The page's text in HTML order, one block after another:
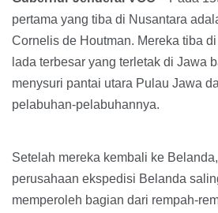
pertama yang tiba di Nusantara
Cornelis de Houtman. Mereka tiba
lada terbesar yang terletak di Jawa
menysuri pantai utara Pulau Jawa
pelabuhan-pelabuhannya.
Setelah mereka kembali ke
perusahaan ekspedisi Belanda
memperoleh bagian dari rempah-